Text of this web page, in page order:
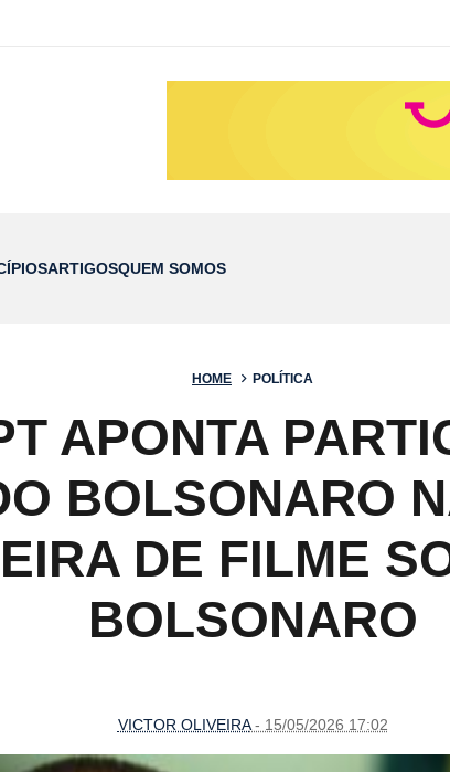
ARTIGOSQUEM SOMOS
HOME POLÍTICA
APONTA
BOLSONARO
DE FILME
BOLSONARO
VICTOR OLIVEIRA- 15/05/2026 17:02